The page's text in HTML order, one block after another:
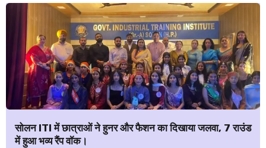
सोलन ITI में छात्राओं ने हुनर और फैशन का दिखाया जलवा, 7 राउंड
में हुआ भव्य रैंप वॉक।